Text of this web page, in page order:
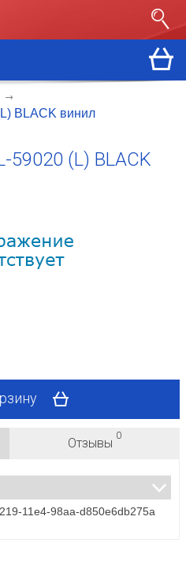
BLACK винил
59020 (L) BLACK
Отзывы
0
11e4-98aa-d850e6db275a